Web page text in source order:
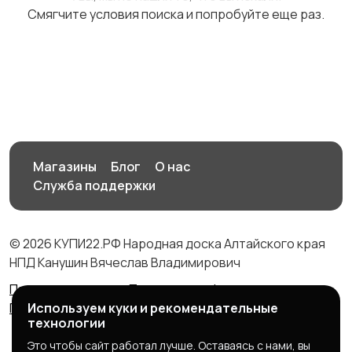
Смягчите условия поиска и попробуйте еще раз.
Магазины Блог
О нас
Служба поддержки
© 2026 КУПИ22.РФ Народная доска Алтайского края
НПД Канушин Вячеслав Владимирович
Правила сервиса
Политика конфиденциальности
Политика использования cookie
Используем куки и рекомендательные
технологии
Это чтобы сайт работал лучше. Оставаясь с нами, вы